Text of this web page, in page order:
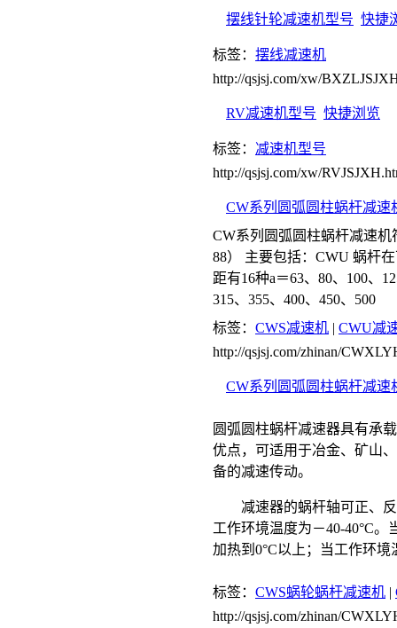
摆线针轮减速机型号 快捷
标签： 摆线减速机
http://qsjsj.com/xw/
RV减速机型号 快捷浏览
标签： 减速机型号
http://qsjsj.com/xw/
CW系列圆弧圆柱蜗杆减速
CW系列圆弧圆柱蜗杆减速
88） 主要包括：CWU 蜗杆
距有16种a＝63、80、100、
315、355、400、450、500
标签： CWS减速机 | CWU减
http://qsjsj.com/zhinan/
CW系列圆弧圆柱蜗杆减速
圆弧圆柱蜗杆减速器具有承
优点，可适用于冶金、矿山
备的减速传动。
减速器的蜗杆轴可正、反
工作环境温度为－40-40°C
加热到0°C以上；当工作环
标签： CWS蜗轮蜗杆减速机 |
http://qsjsj.com/zhinan/